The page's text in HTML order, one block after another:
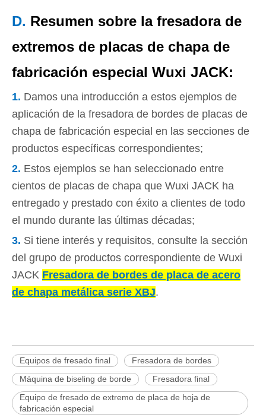
D. Resumen sobre la fresadora de
extremos de placas de chapa de
fabricación especial Wuxi JACK:
1. Damos una introducción a estos ejemplos de
aplicación de la fresadora de bordes de placas de
chapa de fabricación especial en las secciones de
productos específicas correspondientes;
2. Estos ejemplos se han seleccionado entre
cientos de placas de chapa que Wuxi JACK ha
entregado y prestado con éxito a clientes de todo
el mundo durante las últimas décadas;
3. Si tiene interés y requisitos, consulte la sección
del grupo de productos correspondiente de Wuxi
JACK Fresadora de bordes de placa de acero
de chapa metálica serie XBJ.
Equipos de fresado final
Fresadora de bordes
Máquina de biseling de borde
Fresadora final
Equipo de fresado de extremo de placa de hoja de
fabricación especial